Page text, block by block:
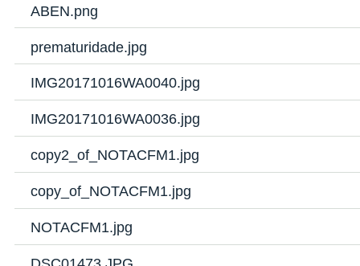
ABEN.png
prematuridade.jpg
IMG20171016WA0040.jpg
IMG20171016WA0036.jpg
copy2_of_NOTACFM1.jpg
copy_of_NOTACFM1.jpg
NOTACFM1.jpg